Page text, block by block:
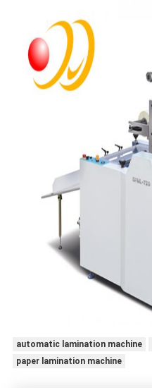
automatic lamination machine
paper lamination machine